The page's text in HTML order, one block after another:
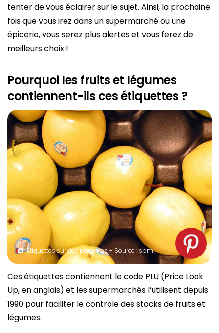
tenter de vous éclairer sur le sujet. Ainsi, la prochaine
fois que vous irez dans un supermarché ou une
épicerie, vous serez plus alertes et vous ferez de
meilleurs choix !
Pourquoi les fruits et légumes
contiennent-ils ces étiquettes ?
Étiquettes sur des pommes – Source : spm
Ces étiquettes contiennent le code PLU (Price Look
Up, en anglais) et les supermarchés l’utilisent depuis
1990 pour faciliter le contrôle des stocks de fruits et
légumes.